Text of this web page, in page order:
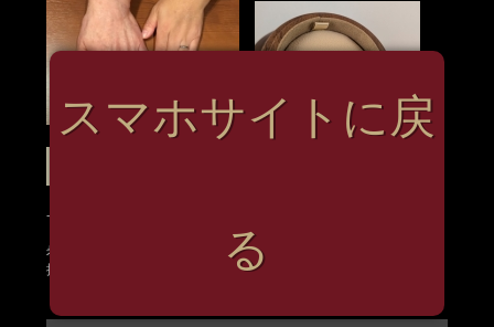
一生使わせていただきます。(昌さま)
希望我们永远幸福、
携手相伴每一天。(敏さま)
スマホサイトに戻
る